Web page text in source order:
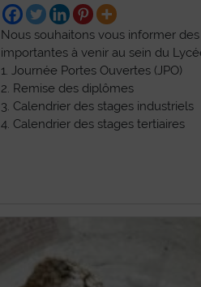
Nous souhaitons vous informer
importantes à venir au sein du Lycée
1. Journée Portes Ouvertes (JPO)
2. Remise des diplômes
3. Calendrier des stages industriels
4. Calendrier des stages tertiaires